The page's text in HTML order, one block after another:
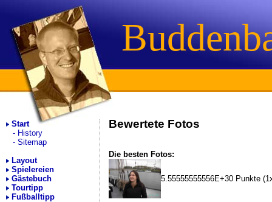
Start
History
Sitemap
Layout
Spielereien
Gästebuch
Tourtipp
Fußballtipp
Bewertete Fotos
Die besten Fotos:
5.55555555556E+30 Punkte